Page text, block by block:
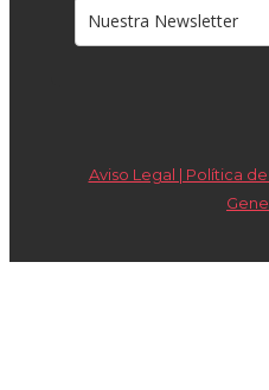
Aviso Legal | Política